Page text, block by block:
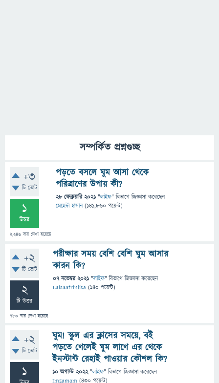
সম্পর্কিত প্রশ্নগুচ্ছ
+3
টি ভোট
1
উত্তর
2,246 বার দেখা হয়েছে
পড়তে বসলে ঘুম আসা থেকে
পরিত্রাণের উপায় কী?
28 ফেব্রুয়ারি 2021 "লাইফ" বিভাগে জিজ্ঞাসাকরেছেন
মেহেদী হাসান (141,860 পয়েন্ট)
+2
টি ভোট
2
টি উত্তর
780 বার দেখা হয়েছে
পরীক্ষার সময় বেশি বেশি ঘুম আসার
কারন কি?
07 নভেম্বর 2021 "লাইফ" বিভাগে জিজ্ঞাসাকরেছেন
Laisaafrinlisa (140 পয়েন্ট)
+2
টি ভোট
1
ঘুম! স্কুল এর ক্লাসের সময়ে, বই
পড়তে গেলেই ঘুম লাগে এর থেকে
ইনস্টান্ট রেহাই পাওয়ার কৌশল কি?
10 অগাস্ট 2022 "লাইফ" বিভাগে জিজ্ঞাসাকরেছেন
Imzamam (430 পয়েন্ট)